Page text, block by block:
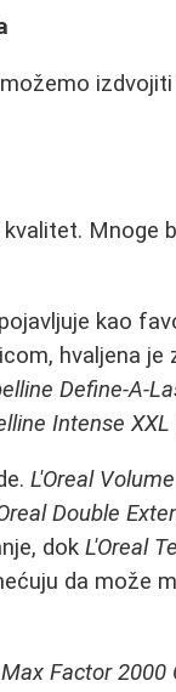
Mnoge
kao
hvaljena je
Define-A-
Intense XXL
L'Oreal
Double
dokL'Oreal
da može
Max Factor 2000